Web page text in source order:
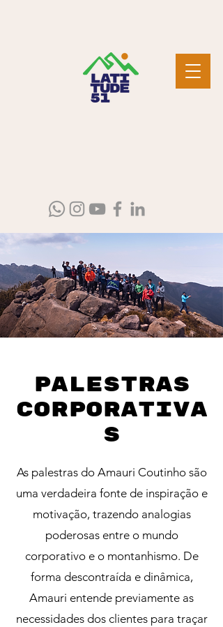
Palestras
corporativa
s
As palestras do Amauri Coutinho são
uma verdadeira fonte de inspiração e
motivação, trazendo analogias
poderosas entre o mundo
corporativo e o montanhismo. De
forma descontraída e dinâmica,
Amauri entende previamente as
necessidades dos clientes para traçar